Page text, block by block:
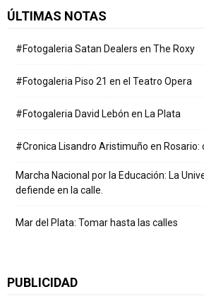
ÚLTIMAS NOTAS
#Fotogaleria Satan Dealers en The Roxy
#Fotogaleria Piso 21 en el Teatro Opera
#Fotogaleria David Lebón en La Plata
#Cronica Lisandro Aristimuño en Rosario:
Marcha Nacional por la Educación: La
defiende en la calle.
Mar del Plata: Tomar hasta las calles
PUBLICIDAD